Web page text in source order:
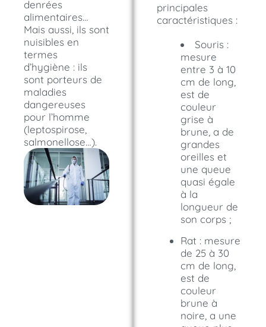
denrées
alimentaires…
Mais aussi, ils sont
nuisibles en
termes
d’hygiène : ils
sont porteurs de
maladies
dangereuses
pour l’homme
(leptospirose,
salmonellose…).
principales
caractéristiques :
Souris :
mesure
entre 3 à 10
cm de long,
est de
couleur
grise à
brune, a de
grandes
oreilles et
une queue
quasi égale
à la
longueur de
son corps ;
Rat : mesure
de 25 à 30
cm de long,
est de
couleur
brune à
noire, a une